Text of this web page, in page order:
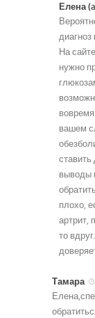
Елена
диагноз
На
нужно
вашем
ставить
выводы
плохо,
артрит,
то
Тамара